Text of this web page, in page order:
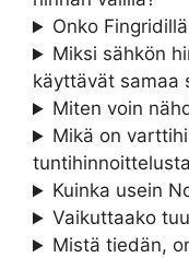
Onko
Miksi sähkön
käyttävät samaa
Miten voin
Mikä on
Kuinka usein
Vaikuttaako
Mistä tiedän,